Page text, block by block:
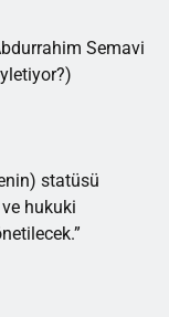
Semavi
statüsü
hukuki